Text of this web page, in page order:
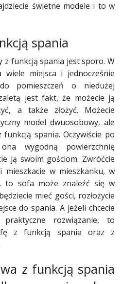
świetne modele i to w
spania
z funkcją spania jest sporo. W
miejsca i jednocześnie
pomieszczeń o niedużej
jest fakt, że możecie ją
a także złożyć. Możecie
model dwuosobowy, ale
spania. Oczywiście po
wygodną powierzchnię
ją swoim gościom. Zwróćcie
mieszkacie w mieszkanku, w
to sofa może znaleźć się w
mieć gości, rozłożycie
do spania. A jeżeli chcecie
rozwiązanie, to
z funkcją spania oraz z
z funkcją spania